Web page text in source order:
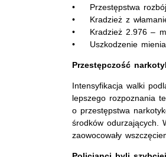
• Przestępstwa
• Kradzież z
• Kradzież 2.976 –
• Uszkodzenie
Przestępczość
Intensyfikacja walki
lepszego rozpoznania
o przestępstwa
środków odurzających.
zaowocowały